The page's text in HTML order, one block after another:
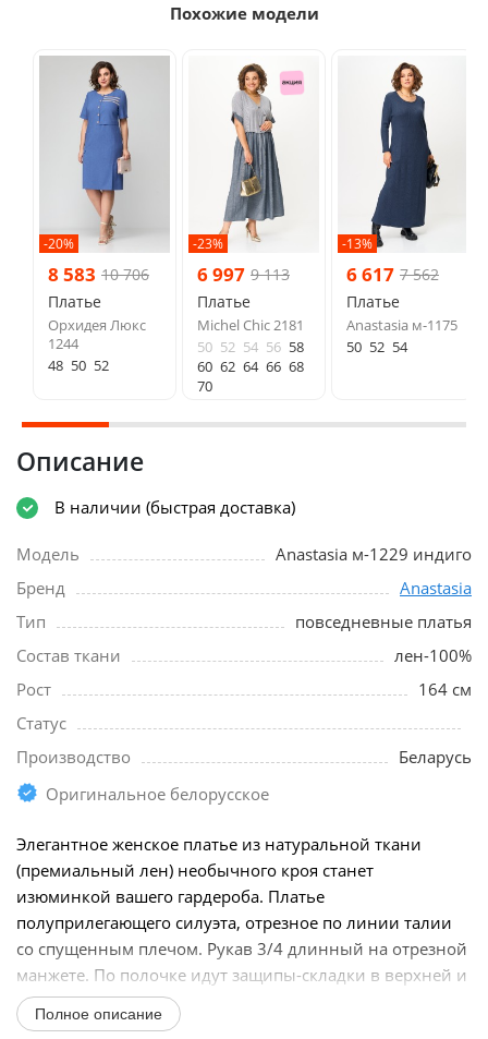
Похожие модели
-20%
8 583 10 706
Платье
Орхидея Люкс
1244
48 50 52
-23%
6 997 9 113
Платье
Michel Chic 2181
50 52 54 56 58
60 62 64 66 68
70
-13%
6 617 7 562
Платье
Anastasia м-1175
50 52 54
Описание
В наличии (быстрая доставка)
Модель
Anastasia м-1229 индиго
Бренд
Anastasia
Тип
повседневные платья
Состав ткани
лен-100%
Рост
164 см
Статус
Производство
Беларусь
Оригинальное белорусское
Элегантное женское платье из натуральной ткани
(премиальный лен) необычного кроя станет
изюминкой вашего гардероба. Платье
полуприлегающего силуэта, отрезное по линии талии
со спущенным плечом. Рукав 3/4 длинный на отрезной
манжете. По полочке идут защипы-складки в верхней и
нижней частях...
Полное описание